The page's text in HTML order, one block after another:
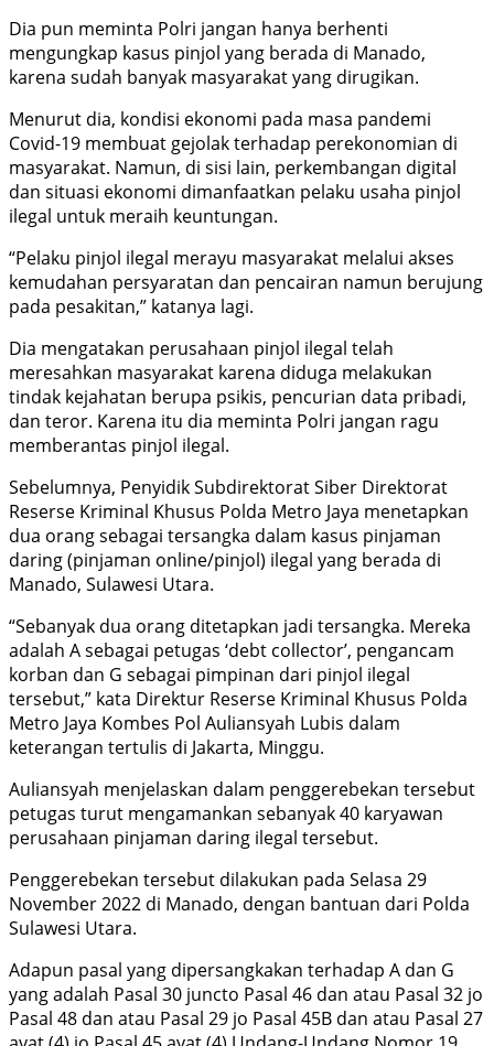
Dia pun meminta Polri jangan hanya berhenti
mengungkap kasus pinjol yang berada di Manado,
karena sudah banyak masyarakat yang dirugikan.
Menurut dia, kondisi ekonomi pada masa pandemi
Covid-19 membuat gejolak terhadap perekonomian di
masyarakat. Namun, di sisi lain, perkembangan digital
dan situasi ekonomi dimanfaatkan pelaku usaha pinjol
ilegal untuk meraih keuntungan.
“Pelaku pinjol ilegal merayu masyarakat melalui akses
kemudahan persyaratan dan pencairan namun berujung
pada pesakitan,” katanya lagi.
Dia mengatakan perusahaan pinjol ilegal telah
meresahkan masyarakat karena diduga melakukan
tindak kejahatan berupa psikis, pencurian data pribadi,
dan teror. Karena itu dia meminta Polri jangan ragu
memberantas pinjol ilegal.
Sebelumnya, Penyidik Subdirektorat Siber Direktorat
Reserse Kriminal Khusus Polda Metro Jaya menetapkan
dua orang sebagai tersangka dalam kasus pinjaman
daring (pinjaman online/pinjol) ilegal yang berada di
Manado, Sulawesi Utara.
“Sebanyak dua orang ditetapkan jadi tersangka. Mereka
adalah A sebagai petugas ‘debt collector’, pengancam
korban dan G sebagai pimpinan dari pinjol ilegal
tersebut,” kata Direktur Reserse Kriminal Khusus Polda
Metro Jaya Kombes Pol Auliansyah Lubis dalam
keterangan tertulis di Jakarta, Minggu.
Auliansyah menjelaskan dalam penggerebekan tersebut
petugas turut mengamankan sebanyak 40 karyawan
perusahaan pinjaman daring ilegal tersebut.
Penggerebekan tersebut dilakukan pada Selasa 29
November 2022 di Manado, dengan bantuan dari Polda
Sulawesi Utara.
Adapun pasal yang dipersangkakan terhadap A dan G
yang adalah Pasal 30 juncto Pasal 46 dan atau Pasal 32 jo
Pasal 48 dan atau Pasal 29 jo Pasal 45B dan atau Pasal 27